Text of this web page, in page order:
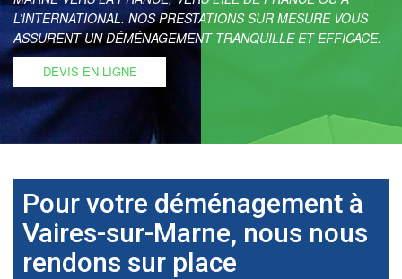
L’INTERNATIONAL. NOS PRESTATIONS SUR MESURE VOUS
ASSURENT UN DÉMÉNAGEMENT TRANQUILLE ET EFFICACE.
DEVIS EN LIGNE
Pour votre déménagement à
Vaires-sur-Marne, nous nous
rendons sur place